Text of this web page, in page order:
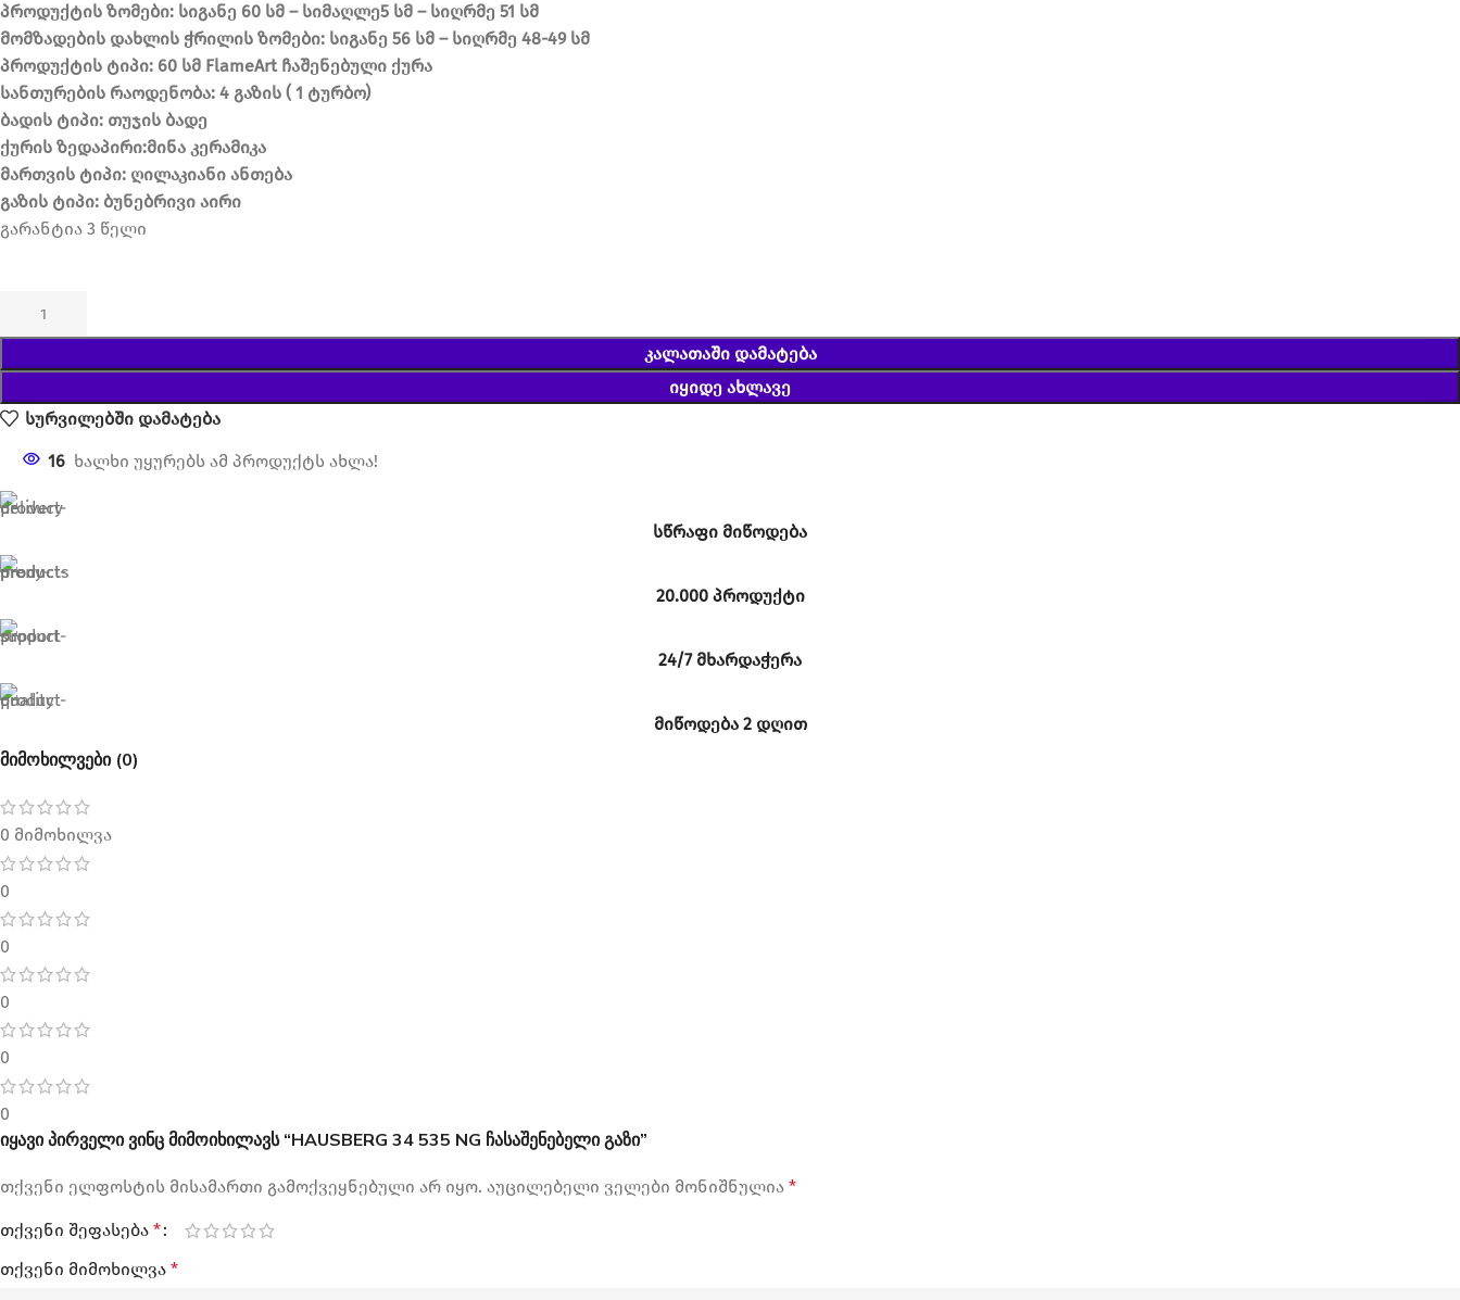
პროდუქტის ზომები: სიგანე 60 სმ – სიმაღლე5 სმ – სიღრმე 51 სმ
მომზადების დახლის ჭრილის ზომები: სიგანე 56 სმ – სიღრმე 48-49 სმ
პროდუქტის ტიპი: 60 სმ FlameArt ჩაშენებული ქურა
სანთურების რაოდენობა: 4 გაზის ( 1 ტურბო)
ბადის ტიპი: თუჯის ბადე
ქურის ზედაპირი:მინა კერამიკა
მართვის ტიპი: ღილაკიანი ანთება
გაზის ტიპი: ბუნებრივი აირი
გარანტია 3 წელი
ᲙᲐᲚᲐᲗᲐᲨᲘ ᲓᲐᲛᲐᲢᲔᲑᲐ
ᲘᲧᲘᲓᲔ ᲐᲮᲚᲐᲕᲔ
სურვილებში დამატება
16 ხალხი უყურებს ამ პროდუქტს ახლა!
სწრაფი მიწოდება
20.000 პროდუქტი
24/7 მხარდაჭერა
მიწოდება 2 დღით
მიმოხილვები (0)
0 მიმოხილვა
0
0
0
0
0
იყავი პირველი ვინც მიმოიხილავს “HAUSBERG 34 535 NG ჩასაშენებელი გაზი”
თქვენი ელფოსტის მისამართი გამოქვეყნებული არ იყო. აუცილებელი ველები მონიშნულია *
თქვენი შეფასება *
თქვენი მიმოხილვა *